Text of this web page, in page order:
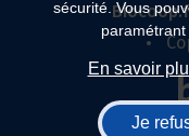
sécurité. Vous
En savoir
Je